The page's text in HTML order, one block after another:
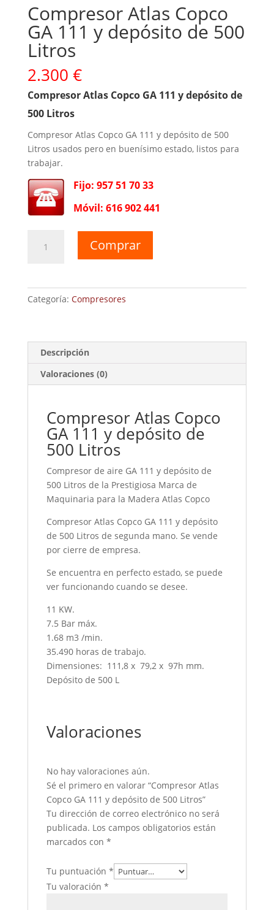
Compresor Atlas Copco
GA 111 y depósito de 500
Litros
2.300 €
Compresor Atlas Copco GA 111 y depósito de
500 Litros
Compresor Atlas Copco GA 111 y depósito de 500
Litros usados pero en buenísimo estado, listos para
trabajar.
Fijo: 957 51 70 33
Móvil: 616 902 441
Atlas
500
Litros
cantidad
Comprar
Categoría: Compresores
Descripción
Valoraciones (0)
Compresor Atlas Copco
GA 111 y depósito de
500 Litros
Compresor de aire GA 111 y depósito de
500 Litros de la Prestigiosa Marca de
Maquinaria para la Madera Atlas Copco
Compresor Atlas Copco GA 111 y depósito
de 500 Litros de segunda mano. Se vende
por cierre de empresa.
Se encuentra en perfecto estado, se puede
ver funcionando cuando se desee.
11 KW.
7.5 Bar máx.
1.68 m3 /min.
35.490 horas de trabajo.
Dimensiones: 111,8 x 79,2 x 97h mm.
Depósito de 500 L
Valoraciones
No hay valoraciones aún.
Sé el primero en valorar “Compresor Atlas
Copco GA 111 y depósito de 500 Litros”
Tu dirección de correo electrónico no será
publicada. Los campos obligatorios están
marcados con *
Tu puntuación *
Tu valoración *